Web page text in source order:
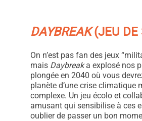
DAYBREAK(JEU DE
On n’est pas fan des jeux
mais Daybreaka explosé nos
plongée en 2040 où vous
planète d’une crise climatique
complexe. Un jeu écolo et
amusant qui sensibilise à ces
oublier de passer un bon